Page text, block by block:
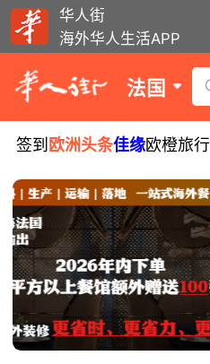
华人街
海外华人生活APP
法国
签到 欧洲头条佳缘欧橙旅行